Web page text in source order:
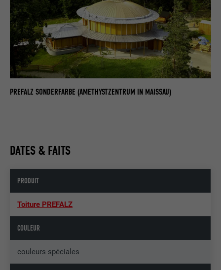
PREFALZ SONDERFARBE (AMETHYSTZENTRUM IN MAISSAU)
DATES & FAITS
PRODUIT
Toiture PREFALZ
COULEUR
couleurs spéciales